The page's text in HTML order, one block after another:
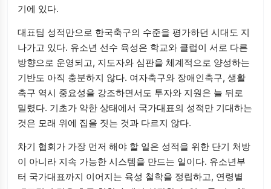
기에 있다.
대표팀 성적만으로 한국축구의 수준을 평가하던 시대도 지
나가고 있다. 유소년 선수 육성은 학교와 클럽이 서로 다른
방향으로 운영되고, 지도자와 심판을 체계적으로 양성하는
기반도 아직 충분하지 않다. 여자축구와 장애인축구, 생활
축구 역시 중요성을 강조하면서도 투자와 지원은 늘 뒤로
밀렸다. 기초가 약한 상태에서 국가대표의 성적만 기대하는
것은 모래 위에 집을 짓는 것과 다르지 않다.
차기 협회가 가장 먼저 해야 할 일은 성적을 위한 단기 처방
이 아니라 지속 가능한 시스템을 만드는 일이다. 유소년부
터 국가대표까지 이어지는 육성 철학을 정립하고, 연령별